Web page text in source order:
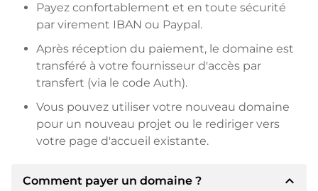
Payez confortablement et en toute sécurité
par virement IBAN ou Paypal.
Après réception du paiement, le domaine est
transféré à votre fournisseur d'accès par
transfert (via le code Auth).
Vous pouvez utiliser votre nouveau domaine
pour un nouveau projet ou le rediriger vers
votre page d'accueil existante.
Comment payer un domaine ? expand_less